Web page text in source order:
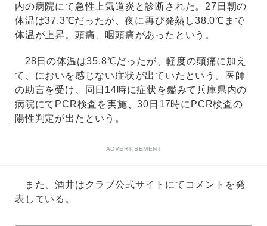
内の病院にて急性上気道炎と診断された。27日朝の
体温は37.3℃だったが、夜に再び発熱し38.0℃まで
体温が上昇。頭痛、咽頭痛があったという。
28日の体温は35.8℃だったが、軽度の頭痛に加え
て、においを感じない症状が出ていたという。医師
の助言を受け、同日14時に症状を鑑みて兵庫県内の
病院にてPCR検査を実施、30日17時にPCR検査の
陽性判定が出たという。
ADVERTISEMENT
また、酒井はクラブ公式サイトにてコメントを発
表している。